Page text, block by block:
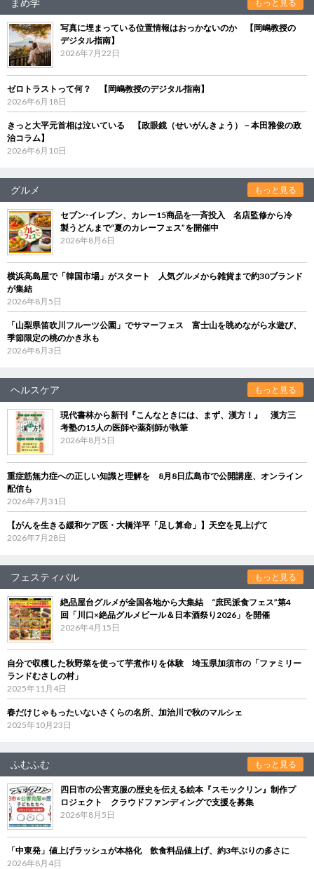
もっと見る
写真に埋まっている位置情報はおっかないのか 【岡嶋教授の
デジタル指南】
2026年7月22日
ゼロトラストって何？ 【岡嶋教授のデジタル指南】
2026年6月18日
きっと大平元首相は泣いている 【政眼鏡（せいがんきょう）－本田雅俊の政
治コラム】
2026年6月10日
グルメ もっと見る
セブン‐イレブン、カレー15商品を一斉投入 名店監修から冷
製うどんまで“夏のカレーフェス”を開催中
2026年8月6日
横浜高島屋で「韓国市場」がスタート 人気グルメから雑貨まで約30ブランド
が集結
2026年8月5日
「山梨県笛吹川フルーツ公園」でサマーフェス 富士山を眺めながら水遊び、
季節限定の桃のかき氷も
2026年8月3日
ヘルスケア もっと見る
現代書林から新刊『こんなときには、まず、漢方！』 漢方三
考塾の15人の医師や薬剤師が執筆
2026年8月5日
重症筋無力症への正しい知識と理解を 8月8日広島市で公開講座、オンライン
配信も
2026年7月31日
【がんを生きる緩和ケア医・大橋洋平「足し算命」】天空を見上げて
2026年7月28日
フェスティバル もっと見る
絶品屋台グルメが全国各地から大集結 “庶民派食フェス”第4
回「川口×絶品グルメビール＆日本酒祭り2026」を開催
2026年4月15日
自分で収穫した秋野菜を使って芋煮作りを体験 埼玉県加須市の「ファミリー
ランドむさしの村」
2025年11月4日
春だけじゃもったいないさくらの名所、加治川で秋のマルシェ
2025年10月23日
ふむふむ もっと見る
四日市の公害克服の歴史を伝える絵本『スモックリン』制作プ
ロジェクト クラウドファンディングで支援を募集
2026年8月5日
「中東発」値上げラッシュが本格化 飲食料品値上げ、約3年ぶりの多さに
2026年8月4日